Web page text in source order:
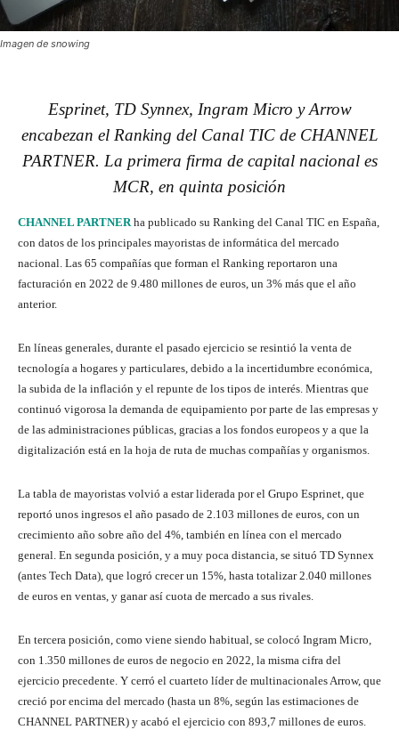
Imagen de snowing
Esprinet, TD Synnex, Ingram Micro y Arrow
encabezan el Ranking del Canal TIC de CHANNEL
PARTNER. La primera firma de capital nacional es
MCR, en quinta posición
CHANNEL PARTNER ha publicado su Ranking del Canal TIC en España,
con datos de los principales mayoristas de informática del mercado
nacional. Las 65 compañías que forman el Ranking reportaron una
facturación en 2022 de 9.480 millones de euros, un 3% más que el año
anterior.
En líneas generales, durante el pasado ejercicio se resintió la venta de
tecnología a hogares y particulares, debido a la incertidumbre económica,
la subida de la inflación y el repunte de los tipos de interés. Mientras que
continuó vigorosa la demanda de equipamiento por parte de las empresas y
de las administraciones públicas, gracias a los fondos europeos y a que la
digitalización está en la hoja de ruta de muchas compañías y organismos.
La tabla de mayoristas volvió a estar liderada por el Grupo Esprinet, que
reportó unos ingresos el año pasado de 2.103 millones de euros, con un
crecimiento año sobre año del 4%, también en línea con el mercado
general. En segunda posición, y a muy poca distancia, se situó TD Synnex
(antes Tech Data), que logró crecer un 15%, hasta totalizar 2.040 millones
de euros en ventas, y ganar así cuota de mercado a sus rivales.
En tercera posición, como viene siendo habitual, se colocó Ingram Micro,
con 1.350 millones de euros de negocio en 2022, la misma cifra del
ejercicio precedente. Y cerró el cuarteto líder de multinacionales Arrow, que
creció por encima del mercado (hasta un 8%, según las estimaciones de
CHANNEL PARTNER) y acabó el ejercicio con 893,7 millones de euros.